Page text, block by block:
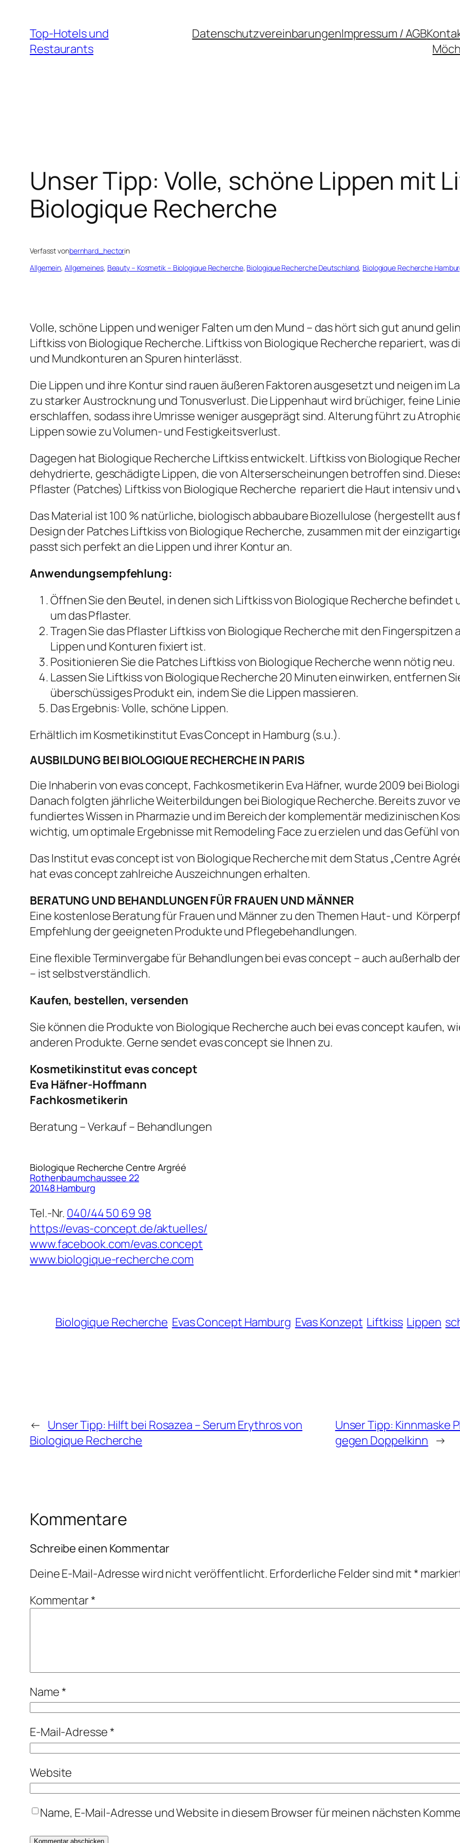
Inhalt
springen
Top-Hotels und
Restaurants
DatenschutzvereinbarungenImpressum / AGB
Unser Tipp: Volle, schöne Lippen mit
Biologique Recherche
Verfasst vonbernhard_hectorin
Allgemein, Allgemeines, Beauty – Kosmetik – Biologique Recherche, Biologique Recherche Deutschland, Biologique Recherche
Volle, schöne Lippen und weniger Falten um den Mund – das hört sich gut anund
Liftkiss von Biologique Recherche. Liftkiss von Biologique Recherche repariert, was
und Mundkonturen an Spuren hinterlässt.
Die Lippen und ihre Kontur sind rauen äußeren Faktoren ausgesetzt und neigen im
zu starker Austrocknung und Tonusverlust. Die Lippenhaut wird brüchiger, feine
erschlaffen, sodass ihre Umrisse weniger ausgeprägt sind. Alterung führt zu
Lippen sowie zu Volumen- und Festigkeitsverlust.
Dagegen hat Biologique Recherche Liftkiss entwickelt. Liftkiss von Biologique
dehydrierte, geschädigte Lippen, die von Alterserscheinungen betroffen sind.
Pflaster (Patches) Liftkiss von Biologique Recherche repariert die Haut intensiv und
Das Material ist 100 % natürliche, biologisch abbaubare Biozellulose (hergestellt
Design der Patches Liftkiss von Biologique Recherche, zusammen mit der
passt sich perfekt an die Lippen und ihrer Kontur an.
Anwendungsempfehlung:
Öffnen Sie den Beutel, in denen sich Liftkiss von Biologique Recherche
um das Pflaster.
Tragen Sie das Pflaster Liftkiss von Biologique Recherche mit den Fingerspitzen
Lippen und Konturen fixiert ist.
Positionieren Sie die Patches Liftkiss von Biologique Recherche wenn nötig neu.
Lassen Sie Liftkiss von Biologique Recherche 20 Minuten einwirken, entfernen
überschüssiges Produkt ein, indem Sie die Lippen massieren.
Das Ergebnis: Volle, schöne Lippen.
Erhältlich im Kosmetikinstitut Evas Concept in Hamburg (s.u.).
AUSBILDUNG BEI BIOLOGIQUE RECHERCHE IN PARIS
Die Inhaberin von evas concept, Fachkosmetikerin Eva Häfner, wurde 2009 bei
Danach folgten jährliche Weiterbildungen bei Biologique Recherche. Bereits zuvor
fundiertes Wissen in Pharmazie und im Bereich der komplementär medizinischen
wichtig, um optimale Ergebnisse mit Remodeling Face zu erzielen und das Gefühl
Das Institut evas concept ist von Biologique Recherche mit dem Status „Centre
hat evas concept zahlreiche Auszeichnungen erhalten.
BERATUNG UND BEHANDLUNGEN FÜR FRAUEN UND MÄNNER
Eine kostenlose Beratung für Frauen und Männer zu den Themen Haut- und
Empfehlung der geeigneten Produkte und Pflegebehandlungen.
Eine flexible Terminvergabe für Behandlungen bei evas concept – auch außerhalb
– ist selbstverständlich.
Kaufen, bestellen, versenden
Sie können die Produkte von Biologique Recherche auch bei evas concept kaufen,
anderen Produkte. Gerne sendet evas concept sie Ihnen zu.
Kosmetikinstitut evas concept
Eva Häfner-Hoffmann
Fachkosmetikerin
Beratung – Verkauf – Behandlungen
Biologique Recherche Centre Argréé
Rothenbaumchaussee 22
20148 Hamburg
Tel.-Nr. 040/44 50 69 98
https://evas-concept.de/aktuelles/
www.facebook.com/evas.concept
www.biologique-recherche.com
Biologique Recherche Evas Concept Hamburg Evas Konzept Liftkiss Lippen
← Unser Tipp: Hilft bei Rosazea – Serum Erythros von
Biologique Recherche
Unser Tipp: Kinnmaske
gegen Doppelkinn →
Kommentare
Schreibe einen Kommentar
Deine E-Mail-Adresse wird nicht veröffentlicht. Erforderliche Felder sind mit*
Kommentar*
Name*
E-Mail-Adresse*
Website
Name, E-Mail-Adresse und Website in diesem Browser für meinen nächsten